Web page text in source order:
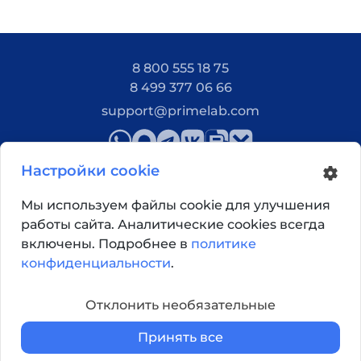
8 800 555 18 75
8 499 377 06 66
support@primelab.com
Как добраться?
Настройки cookie
Мы используем файлы cookie для улучшения
работы сайта. Аналитические cookies всегда
включены. Подробнее в политике
конфиденциальности.
Отклонить необязательные
Принять все